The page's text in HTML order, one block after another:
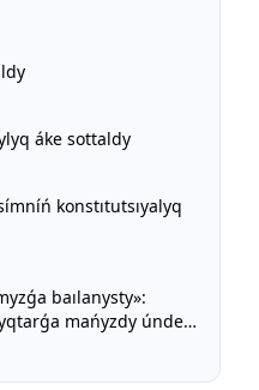
áke sottaldy
baılanysty»:
mańyzdy úndeu